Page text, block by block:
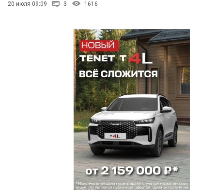
20 июля 09:09 3 1616